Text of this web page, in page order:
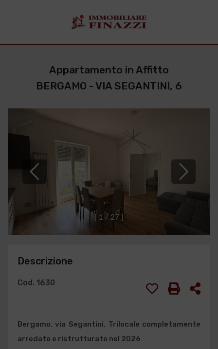
Appartamento in Affitto
BERGAMO - VIA SEGANTINI, 6
[ 1 / 2 7
Descrizione
Cod. 1630
Bergamo, via Segantini, Trilocale completamente
arredato e ristrutturato nel 2026